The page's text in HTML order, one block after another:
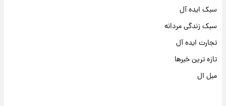
سبک ایده آل
سبک زندگی مردانه
تجارت ایده آل
تازه ترین خبرها
مبل ال